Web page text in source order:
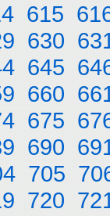
615
630
645
660
675
690
705
720